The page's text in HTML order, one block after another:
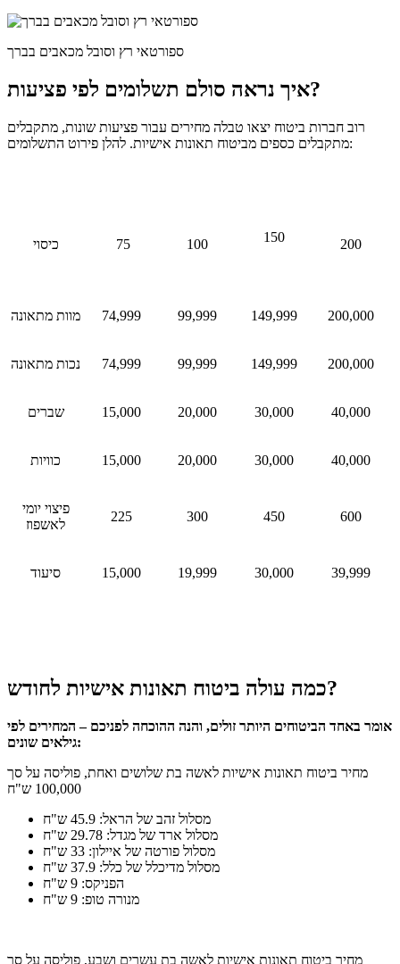
ספורטאי רץ וסובל מכאבים בברך
איך נראה סולם תשלומים לפי פציעות?
רוב חברות ביטוח יצאו טבלה מחירים עבור פציעות שונות, מתקבלים
מתקבלים כספים מביטוח תאונות אישיות.להלן פירוט התשלומים:
כיסוי 75 100 150 200
מוות מתאונה 74,999 99,999 149,999 200,000
נכות מתאונה 74,999 99,999 149,999 200,000
שברים 15,000 20,000 30,000 40,000
כוויות 15,000 20,000 30,000 40,000
פיצוי יומי
לאשפוז
225 300 450 600
סיעוד 15,000 19,999 30,000 39,999
כמה עולה ביטוח תאונות אישיות לחודש?
אומר באחד הביטוחים היותר זולים, והנה ההוכחה לפניכם – המחירים לפי
גילאים שונים:
מחיר ביטוח תאונות אישיות לאשה בת שלושים ואחת, פוליסה על סך
100,000 ש"ח
מסלול זהב של הראל: 45.9 ש"ח
מסלול ארד של מגדל: 29.78 ש"ח
מסלול פורטה של ​​איילון: 33 ש"ח
מסלול מדיכלל של כלל: 37.9 ש"ח
הפניקס: 9 ש"ח
מנורה טופ: 9 ש"ח
מחיר ביטוח תאונות אישיות לאשה בת עשרים ושבע, פוליסה על סך